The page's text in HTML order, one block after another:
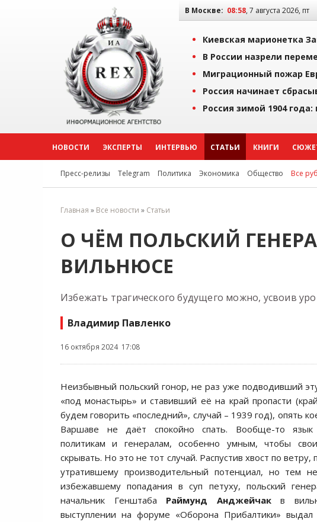
В Москве: 08:58, 7 августа 2026, пт
Киевская марионетка
В России назрели
Миграционный пожар
Россия начинает
Россия зимой 1904
НОВОСТИ ЭКСПЕРТЫ ИНТЕРВЬЮ СТАТЬИ КНИГИ
Пресс-релизы Telegram Политика Экономика Общество Все
Главная » Все новости » Статьи
О ЧЁМ ПОЛЬСКИЙ
ВИЛЬНЮСЕ
Избежать трагического будущего можно, усвоив
Владимир Павленко
16 октября 2024 17:08
Неизбывный польский гонор, не раз уже подводивший
«под монастырь» и ставивший её на край пропасти
будем говорить «последний», случай – 1939 год), опять
Варшаве не даёт спокойно спать. Вообще-то язык
политикам и генералам, особенно умным, чтобы
скрывать. Но это не тот случай. Распустив хвост по ветру,
утратившему производительный потенциал, но тем
избежавшему попадания в суп петуху, польский
начальник Генштаба Раймунд Анджейчакв
выступлении на форуме «Оборона Прибалтики» выдал